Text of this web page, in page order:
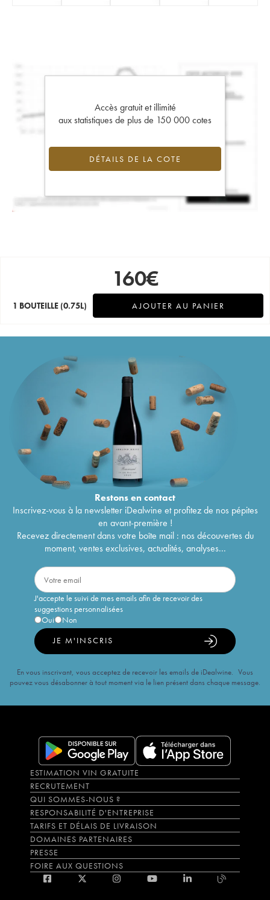
Accès gratuit et illimité
aux statistiques de plus de 150 000 cotes
DÉTAILS DE LA COTE
160€
1 BOUTEILLE (0.75L) AJOUTER AU PANIER
Restons encontact
Inscrivez-vous à la newsletter iDealwine et profitez de nos pépites
en avant-première !
Recevez directement dans votre boîte mail : nos découvertes du
moment, ventes exclusives, actualités, analyses...
J'accepte le suivi de mes emails afin de recevoir des
suggestions personnalisées
Oui
Non
JE M'INSCRIS
En vous inscrivant, vous acceptez de recevoir les emails de iDealwine. Vous
pouvez vous désabonner à tout moment via le lien présent dans chaque message.
ESTIMATION VIN GRATUITE
RECRUTEMENT
QUI SOMMES-NOUS ?
RESPONSABILITÉ D'ENTREPRISE
TARIFS ET DÉLAIS DE LIVRAISON
DOMAINES PARTENAIRES
PRESSE
FOIRE AUX QUESTIONS